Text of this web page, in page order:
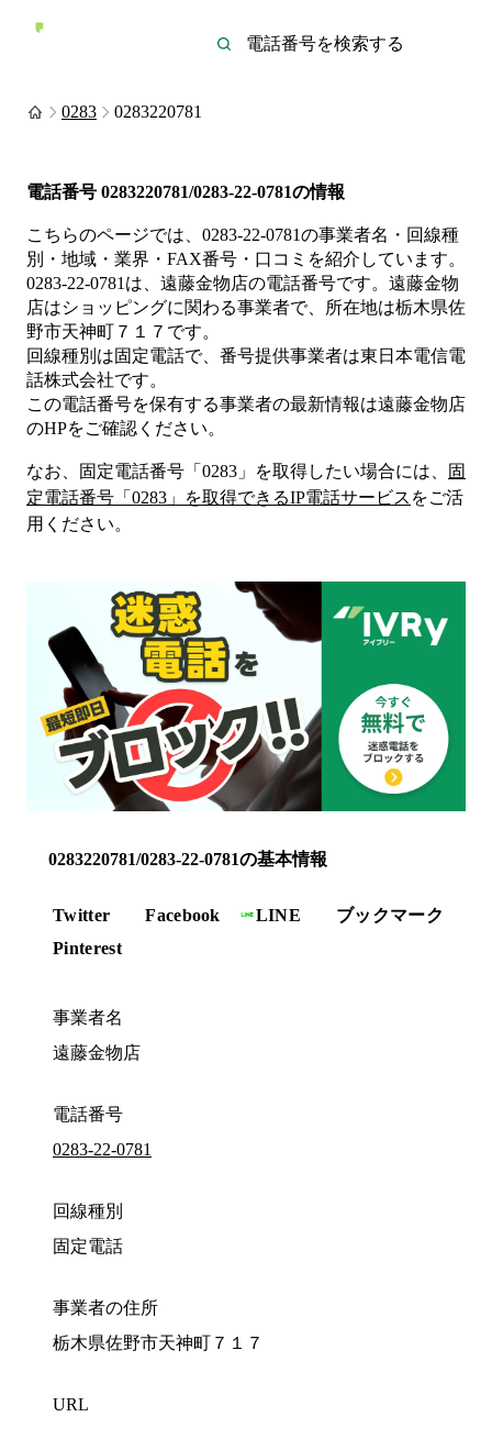
0283 0283220781
電話番号 0283220781/0283-22-0781の情報
こちらのページでは、 0283-22-0781の事業者名・回線種
別・地域・業界・FAX番号・口コミを紹介しています。
0283-22-0781 は、 遠藤金物店の電話番号です。 遠藤金物
店はショッピングに関わる事業者で、所在地は栃木県佐
野市天神町７１７ です。
回線種別は固定電話で、番号提供事業者は東日本電信電
話株式会社です。
この電話番号を保有する事業者の最新情報は遠藤金物店
のHPをご確認ください。
なお、固定電話番号「 0283 」を取得したい場合には、
固
定電話番号「 0283 」を取得できるIP電話サービス をご活
用ください。
0283220781/0283-22-0781の基本情報
Twitter Facebook LINE
ブックマーク
Pinterest
事業者名
遠藤金物店
電話番号
0283-22-0781
回線種別
固定電話
事業者の住所
栃木県佐野市天神町７１７
URL